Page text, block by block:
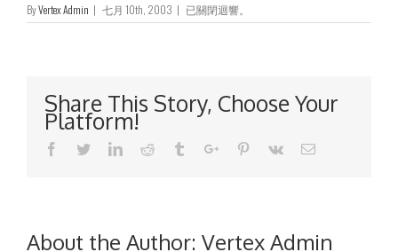
ByVertex Admin | 七月 10th, 2003 | 建
議
發
回
般
已關閉迴響。
Share This Story, Choose Your
Platform!
Facebook
TwitterLinkedinReddit TumblrGoogle+Pinterest
Vk Email
About the Author: Vertex Admin